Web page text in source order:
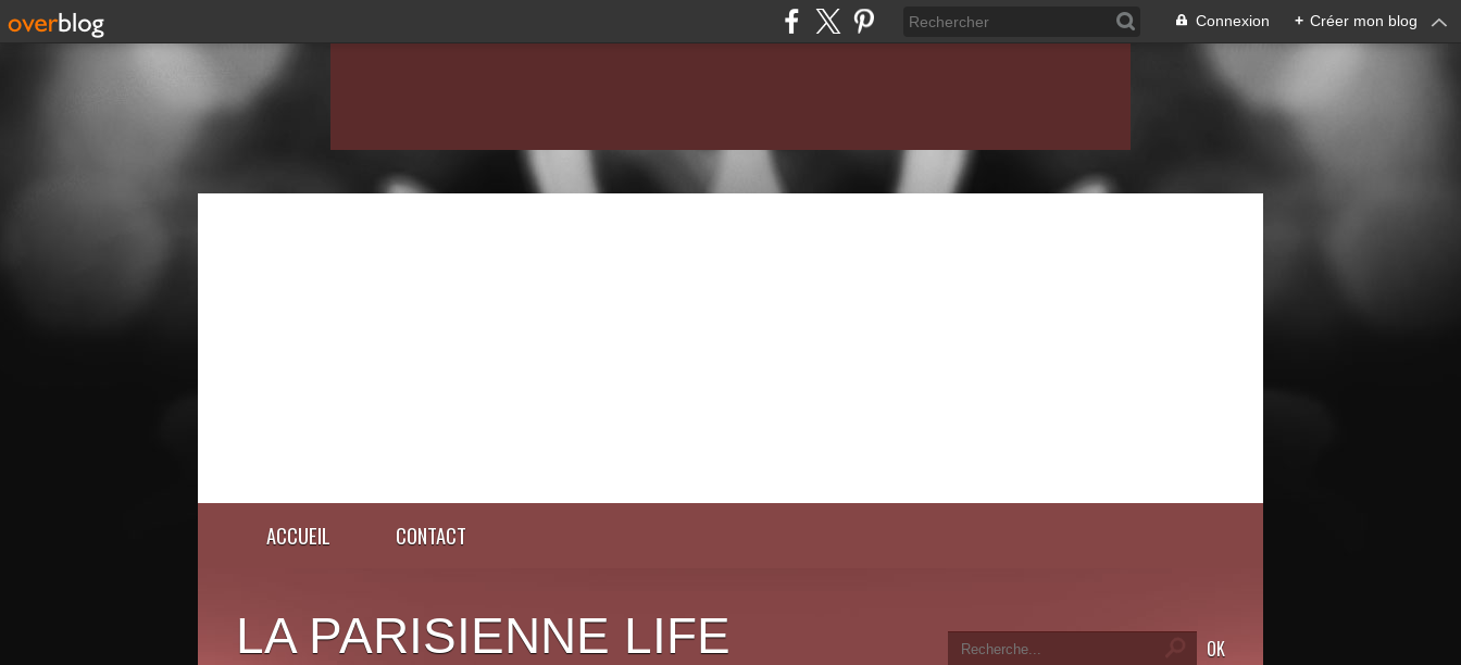
Connexion + Créer mon blog
ACCUEIL CONTACT
LA PARISIENNE LIFE